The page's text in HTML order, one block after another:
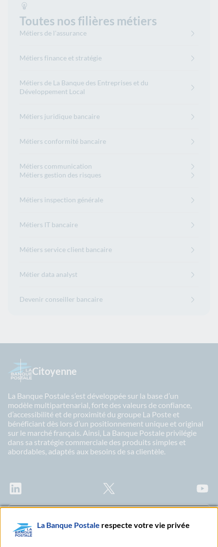
Toutes nos filières métiers
Métiers de l'assurance
Métiers finance et stratégie
Métiers de La Banque des Entreprises et du
Développement Local
Métiers juridique bancaire
Métiers conformité bancaire
Métiers communication
Métiers gestion des risques
Métiers inspection générale
Métiers IT bancaire
Métiers service client bancaire
Métier data analyst
Devenir conseiller bancaire
Citoyenne
La Banque Postale s’est développée sur la base d’un
modèle multipartenarial, forte des valeurs de confiance,
d’accessibilité et de proximité du groupe La Poste et
bénéficiant dès lors d’un positionnement unique et original
sur le marché français. Ainsi, La Banque Postale privilégie
dans sa stratégie commerciale des produits simples et
abordables, adaptés aux besoins de sa clientèle.
Citoyenne
La Banque Postale respecte votre vie privée